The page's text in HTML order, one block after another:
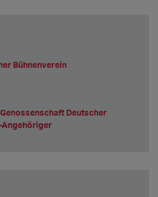
Bühnenverein
Genossenschaft Deutscher
Angehöriger